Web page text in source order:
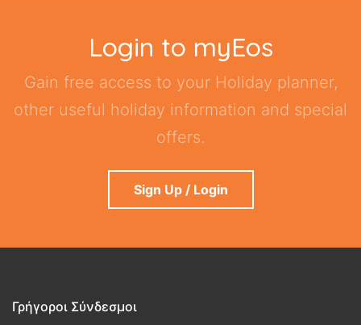
Login to myEos
Gain free access to your Holiday planner,
other useful holiday information and special
offers.
Sign Up / Login
Γρήγοροι Σύνδεσμοι